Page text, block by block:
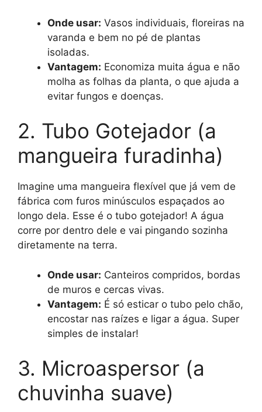
Onde usar: Vasos individuais, floreiras na
varanda e bem no pé de plantas
isoladas.
Vantagem: Economiza muita água e não
molha as folhas da planta, o que ajuda a
evitar fungos e doenças.
2. Tubo Gotejador (a
mangueira furadinha)
Imagine uma mangueira flexível que já vem de
fábrica com furos minúsculos espaçados ao
longo dela. Esse é o tubo gotejador! A água
corre por dentro dele e vai pingando sozinha
diretamente na terra.
Onde usar: Canteiros compridos, bordas
de muros e cercas vivas.
Vantagem: É só esticar o tubo pelo chão,
encostar nas raízes e ligar a água. Super
simples de instalar!
3. Microaspersor (a
chuvinha suave)